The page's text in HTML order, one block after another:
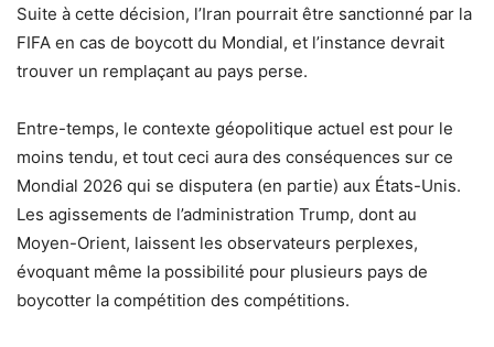
Suite à cette décision, l’Iran pourrait être sanctionné par la
FIFA en cas de boycott du Mondial, et l’instance devrait
trouver un remplaçant au pays perse.
Entre-temps, le contexte géopolitique actuel est pour le
moins tendu, et tout ceci aura des conséquences sur ce
Mondial 2026 qui se disputera (en partie) aux États-Unis.
Les agissements de l’administration Trump, dont au
Moyen-Orient, laissent les observateurs perplexes,
évoquant même la possibilité pour plusieurs pays de
boycotter la compétition des compétitions.